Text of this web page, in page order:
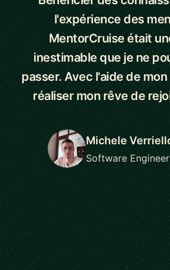
l'expérience des
MentorCruise était
inestimable que je ne
passer. Avec l'aide de
réaliser mon rêve de
Michele
Software